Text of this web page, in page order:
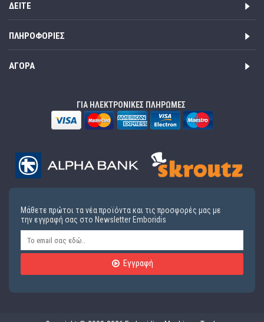
ΔΕΊΤΕ
ΠΛΗΡΟΦΟΡΊΕΣ
ΑΓΟΡΆ
ΓΙΑ ΗΛΕΚΤΡΟΝΙΚΕΣ ΠΛΗΡΩΜΕΣ
Μάθετε πρώτοι τα νέα προϊόντα και τις προσφορές μας με
την εγγραφή σας στο Newsletter Emboridis
Εγγραφή